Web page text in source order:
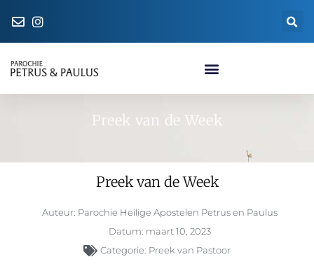
Preek van de Week
Preek van de Week
Auteur: Parochie Heilige Apostelen Petrus en Paulus
Datum: maart 10, 2023
Categorie: Preek van Pastoor